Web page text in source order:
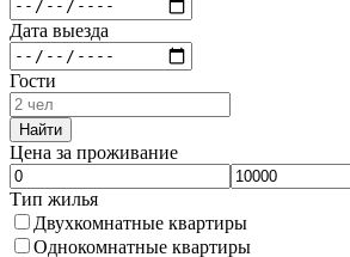
Дата выезда
Гости
Найти
Цена за проживание
Тип жилья
Двухкомнатные квартиры
Однокомнатные квартиры